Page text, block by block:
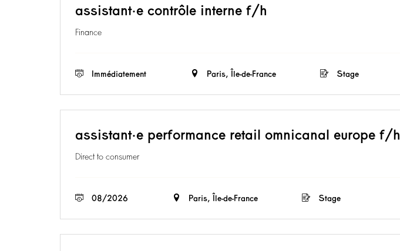
assistant·e contrôle interne f/h
Finance
Immédiatement Paris, Île-de-France Stage
assistant·e performance retail omnicanal europe f/h
Direct to consumer
08/2026 Paris, Île-de-France Stage